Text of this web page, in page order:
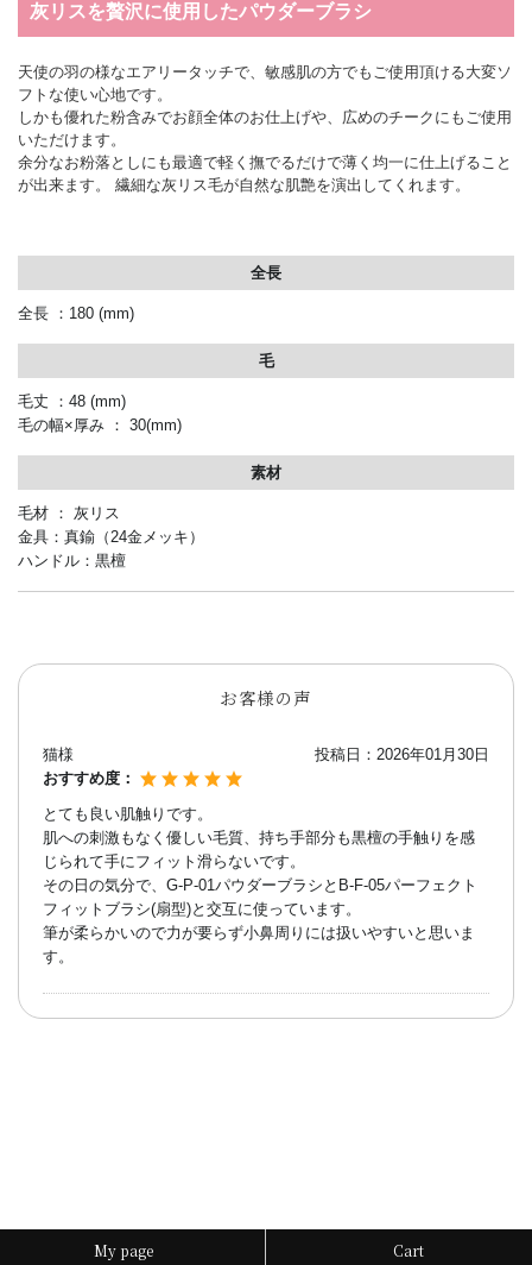
灰リスを贅沢に使用したパウダーブラシ
天使の羽の様なエアリータッチで、敏感肌の方でもご使用頂ける大変ソ
フトな使い心地です。
しかも優れた粉含みでお顔全体のお仕上げや、広めのチークにもご使用
いただけます。
余分なお粉落としにも最適で軽く撫でるだけで薄く均一に仕上げること
が出来ます。 繊細な灰リス毛が自然な肌艶を演出してくれます。
全長
全長 ： 180 (mm)
毛
毛丈 ：48 (mm)
毛の幅×厚み ： 30(mm)
素材
毛材 ： 灰リス
金具：真鍮（24金メッキ）
ハンドル：黒檀
お客様の声
猫様 投稿日： 2026年01月30日
おすすめ度：
とても良い肌触りです。
肌への刺激もなく優しい毛質、持ち手部分も黒檀の手触りを感
じられて手にフィット滑らないです。
その日の気分で、G-P-01パウダーブラシとB-F-05パーフェクト
フィットブラシ(扇型)と交互に使っています。
筆が柔らかいので力が要らず小鼻周りには扱いやすいと思いま
す。
My page Cart